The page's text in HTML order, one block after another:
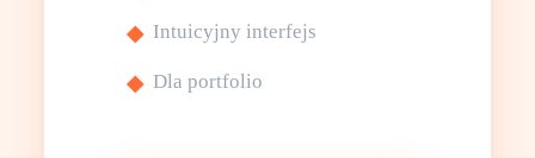
Intuicyjny interfejs
Dla portfolio